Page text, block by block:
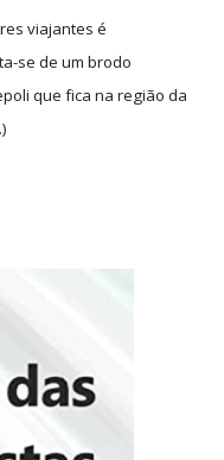
viajantes é
se de um brodo
que fica na região da